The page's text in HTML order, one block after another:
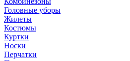
Головные уборы
Жилеты
Костюмы
Куртки
Носки
Перчатки